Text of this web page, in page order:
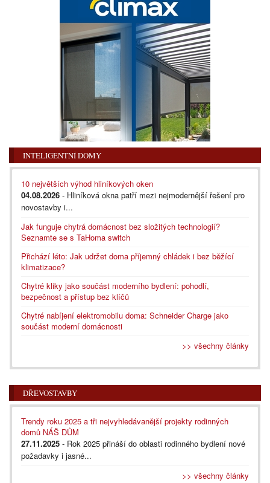
INTELIGENTNÍ DOMY
10 největších výhod hliníkových oken
04.08.2026 - Hliníková okna patří mezi nejmodernější řešení pro
novostavby i...
Jak funguje chytrá domácnost bez složitých technologií?
Seznamte se s TaHoma switch
Přichází léto: Jak udržet doma příjemný chládek i bez běžící
klimatizace?
Chytré kliky jako součást moderního bydlení: pohodlí,
bezpečnost a přístup bez klíčů
Chytré nabíjení elektromobilu doma: Schneider Charge jako
součást moderní domácnosti
>> všechny články
DŘEVOSTAVBY
Trendy roku 2025 a tři nejvyhledávanější projekty rodinných
domů NÁŠ DŮM
27.11.2025 - Rok 2025 přináší do oblasti rodinného bydlení nové
požadavky i jasné...
>> všechny články